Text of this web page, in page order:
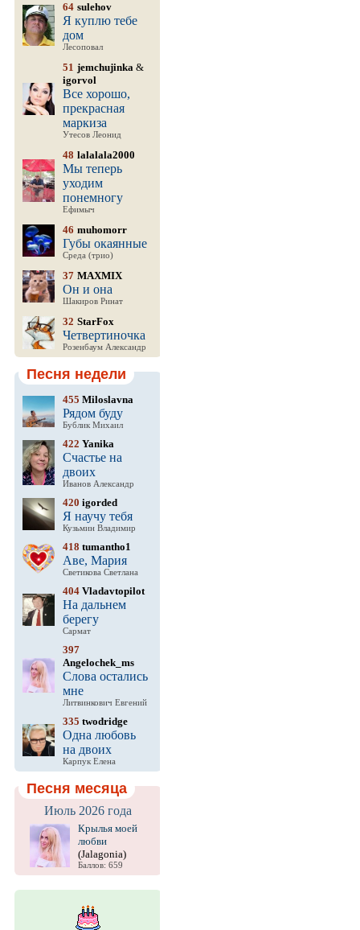
64 sulehov
Я куплю тебе
дом
Лесоповал
51 jemchujinka &
igorvol
Все хорошо,
прекрасная
маркиза
Утесов Леонид
48 lalalala2000
Мы теперь
уходим
понемногу
Ефимыч
46 muhomorr
Губы окаянные
Среда (трио)
37 MAXMIX
Он и она
Шакиров Ринат
32 StarFox
Четвертиночка
Розенбаум Александр
Песня недели
455 Miloslavna
Рядом буду
Бублик Михаил
422 Yanika
Счастье на
двоих
Иванов Александр
420 igorded
Я научу тебя
Кузьмин Владимир
418 tumantho1
Аве, Мария
Светикова Светлана
404 Vladavtopilot
На дальнем
берегу
Сармат
397
Angelochek_ms
Слова остались
мне
Литвинкович Евгений
335 twodridge
Одна любовь
на двоих
Карпук Елена
Песня месяца
Июль 2026 года
Крылья моей
любви
(Jalagonia)
Баллов: 659